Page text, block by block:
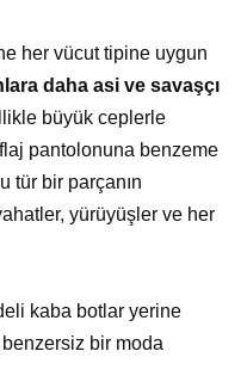
her vücut tipine uygun
daha asi ve savaşçı
büyük ceplerle
pantolonuna benzeme
tür bir parçanın
yürüyüşler ve her
kaba botlar yerine
bir moda